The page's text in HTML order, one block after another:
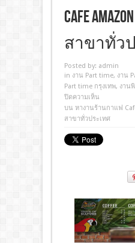
Cafe
สาขาทั่ว
Posted by: admin
in งาน Part time, งาน
Part time กรุงเทพ, งาน
ปิดความเห็น
บน หางานร้านกาแฟ
สาขาทั่วประเทศ